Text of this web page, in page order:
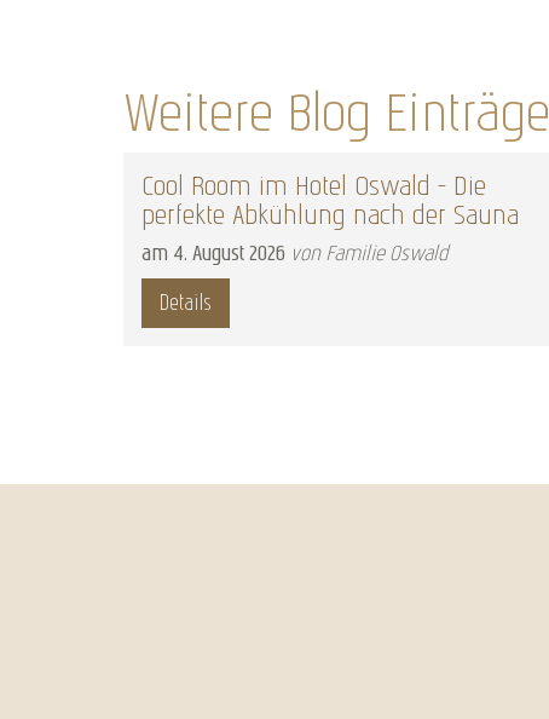
Weitere Blog Einträge
Cool Room im Hotel Oswald – Die
perfekte Abkühlung nach der Sauna
August 2026 von Familie Oswald